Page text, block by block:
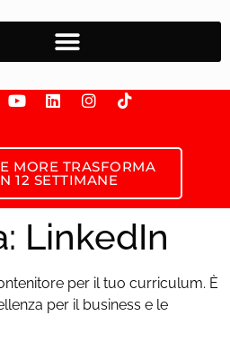
MORE TRASFORMA
12 SETTIMANE
LinkedIn
per il tuo curriculum. È
per il business e le